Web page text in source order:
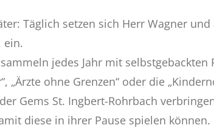
Täglich setzen sich Herr Wagner
ein.
jedes Jahr mit
„Ärzte ohne Grenzen“ oder die
Gems St. Ingbert-Rohrbach
diese in ihrer Pause spielen können.